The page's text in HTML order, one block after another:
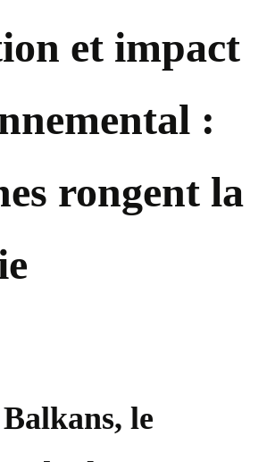
et impact
:
rongent la
le